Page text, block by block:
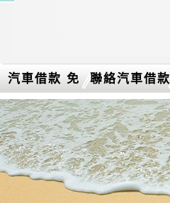
汽車借款 免
留車介紹
聯絡汽車借款